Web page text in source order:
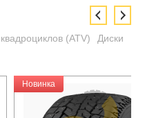
(ATV)
Диски
Новинка